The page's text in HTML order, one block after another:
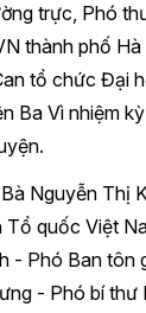
trực, Phó
thành phố
tổ chức Đại
Ba Vì nhiệm
Nguyễn Thị
quốc Việt
- Phó Ban tôn
- Phó bí thư